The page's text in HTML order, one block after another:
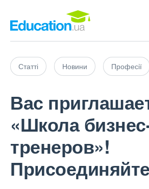
Статті Новини Професії
Вас
«Школа
тренеров»!